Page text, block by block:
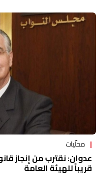
محلّيات
عدوان: نقترب من إنجاز
قريباً للهيئة العامة